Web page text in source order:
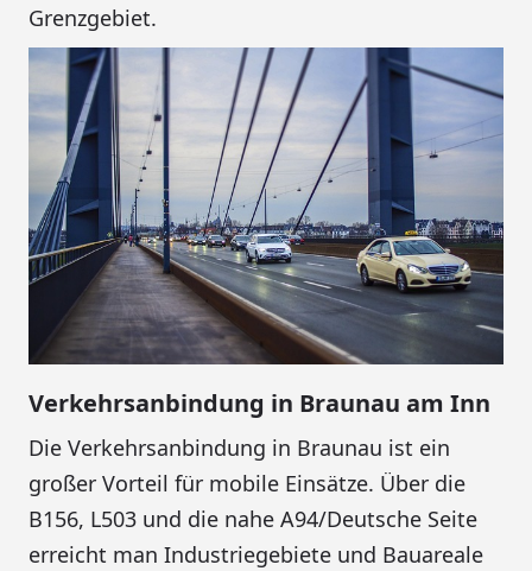
Grenzgebiet.
Verkehrsanbindung in Braunau am Inn
Die Verkehrsanbindung in Braunau ist ein
großer Vorteil für mobile Einsätze. Über die
B156, L503 und die nahe A94/Deutsche Seite
erreicht man Industriegebiete und Bauareale